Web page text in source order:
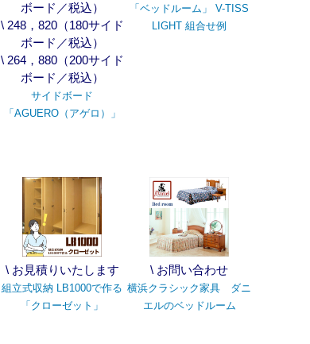
ボード／税込）
\ 248，820（180サイド
ボード／税込）
\ 264，880（200サイド
ボード／税込）
サイドボード
「AGUERO（アゲロ）」
「ベッドルーム」 V-TISS
LIGHT 組合せ例
\ お見積りいたします
組立式収納 LB1000で作る
「クローゼット」
\ お問い合わせ
横浜クラシック家具 ダニ
エルのベッドルーム